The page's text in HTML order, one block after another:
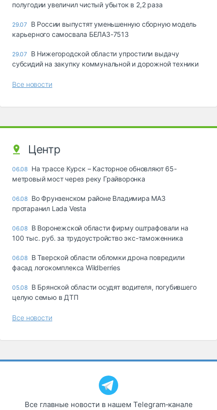
полугодии увеличил чистый убыток в 2,2 раза
29.07
В России выпустят уменьшенную сборную модель
карьерного самосвала БЕЛАЗ-7513
29.07
В Нижегородской области упростили выдачу
субсидий на закупку коммунальной и дорожной техники
Все новости
Центр
06.08 На трассе Курск – Касторное обновляют 65-
метровый мост через реку Грайворонка
06.08 Во Фрунзенском районе Владимира МАЗ
протаранил Lada Vesta
06.08 В Воронежской области фирму оштрафовали на
100 тыс. руб. за трудоустройство экс-таможенника
06.08 В Тверской области обломки дрона повредили
фасад логокомплекса Wildberries
05.08 В Брянской области осудят водителя, погубившего
целую семью в ДТП
Все новости
Все главные новости в нашем Telegram‑канале